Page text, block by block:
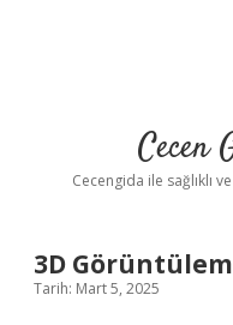
Cecen
Cecengida ile sağlıklı
3D
Tarih: Mart 5, 2025